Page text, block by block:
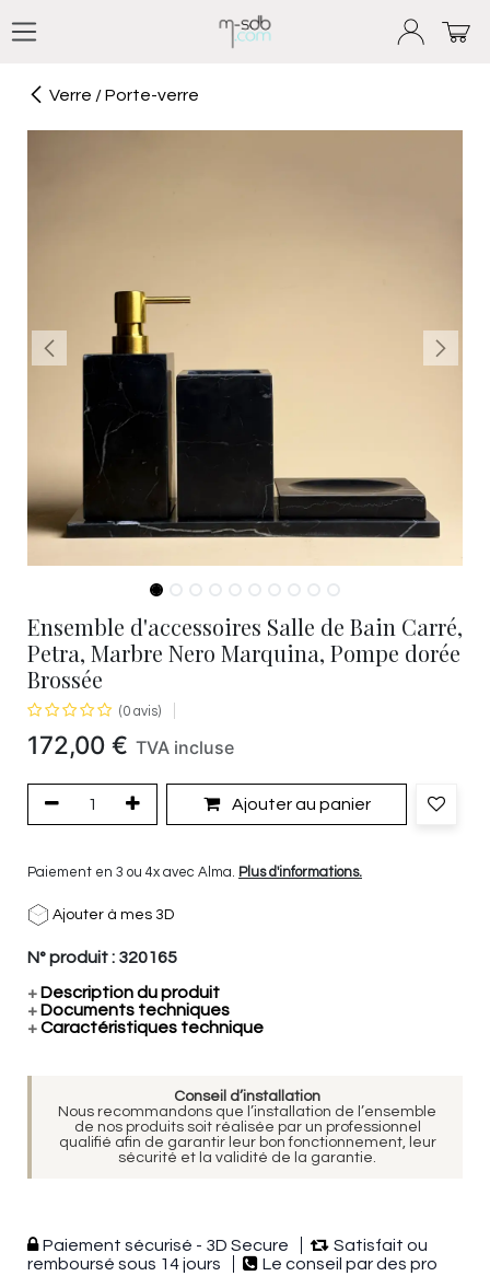
Verre / Porte-verre
Ensemble d'accessoires Salle de Bain Carré,
Petra, Marbre Nero Marquina, Pompe dorée
Brossée
(0 avis)
172,00 € TVA incluse
Ajouter au panier
Paiement en 3 ou 4x avec Alma. Plus d'informations.
Ajouter à mes 3D
N° produit : 320165
+ Description du produit
+ Documents techniques
+Caractéristiques technique
Conseil d’installation
Nous recommandons que l’installation de l’ensemble
de nos produits soit réalisée par un professionnel
qualifié afin de garantir leur bon fonctionnement, leur
sécurité et la validité de la garantie.
Paiement sécurisé - 3D Secure
Satisfait ou
remboursé sous 14 jours
Le conseil par des pro